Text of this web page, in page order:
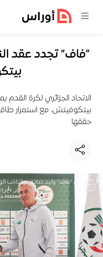
“فاف” تجدد عقد
الاتحاد الجزائري لكرة
بيتكوفيتش، مع استمرار
حققها.
رئيس "فاف" وليد صادي والناخب